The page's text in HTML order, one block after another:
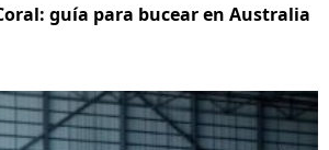
guía para bucear en Australia